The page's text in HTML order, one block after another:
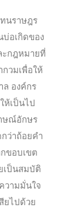
นราษฎร
อเกิดของ
กฎหมายที่
วมเพื่อให้
องค์กร
ห้เป็นไป
ษณ์อักษร
ว่าถ้อยคำ
ขอบเขต
เป็นสมบัติ
วามมั่นใจ
ยไปด้วย